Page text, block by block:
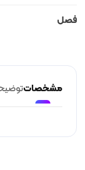
فصل
مشخصات